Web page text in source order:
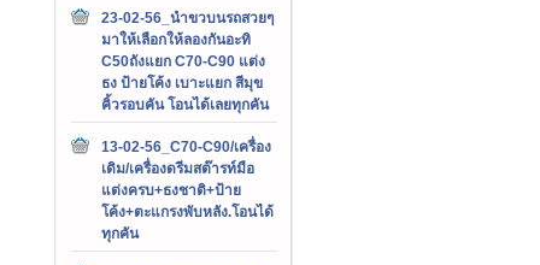
23-02-56_นำขวบนรถสวยๆ
มาให้เลือกให้ลองกันอะทิ
C50ถังแยก C70-C90 แต่ง
ธง ป้ายโค้ง เบาะแยก สีมุข
คิ้วรอบคัน โอนได้เลยทุกคัน
13-02-56_C70-C90/เครื่อง
เดิม/เครื่องดรีมสต๊ารท์มือ
แต่งครบ+ธงชาติ+ป้าย
โค้ง+ตะแกรงพับหลัง.โอนได้
ทุกคัน